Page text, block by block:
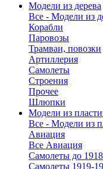
Модели из дерева
Все - Модели из
Корабли
Паровозы
Трамваи, повозки
Артиллерия
Самолеты
Строения
Прочее
Шлюпки
Модели из
Все - Модели из
Авиация
Все Авиация
Самолеты до
Самолеты 1919-